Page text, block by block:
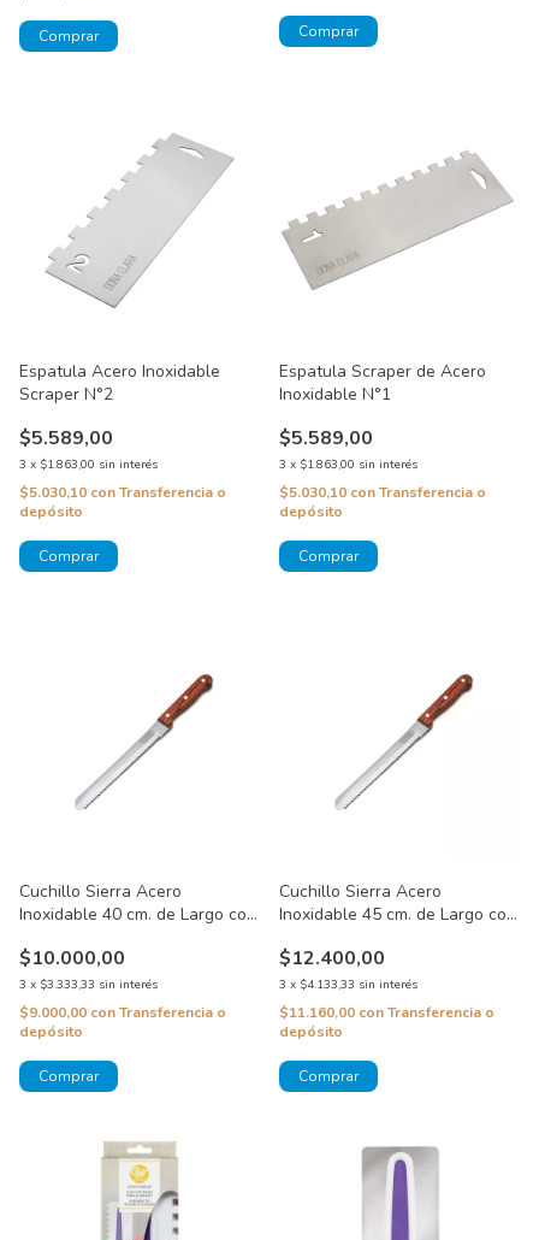
Espatula Acero Inoxidable
Scraper N°2
$5.589,00
3 x $1.863,00 sin interés
$5.030,10 conTransferencia o
depósito
Espatula Scraper de Acero
Inoxidable N°1
$5.589,00
3 x $1.863,00 sin interés
$5.030,10 conTransferencia o
depósito
Cuchillo Sierra Acero
Inoxidable 40 cm. de Largo con
$10.000,00
3 x $3.333,33 sin interés
$9.000,00 conTransferencia o
depósito
Cuchillo Sierra Acero
Inoxidable 45 cm. de Largo con
$12.400,00
3 x $4.133,33 sin interés
$11.160,00 conTransferencia o
depósito